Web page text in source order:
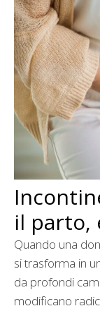
il parto,
Quando una
si trasforma in
da profondi
modificano